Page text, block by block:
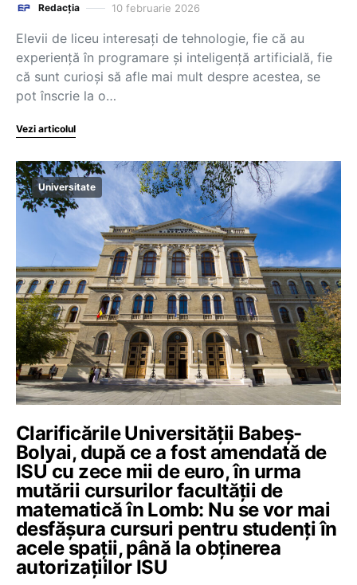
Redacția 10 februarie 2026
Elevii de liceu interesați de tehnologie, fie că au
experiență în programare și inteligență artificială, fie
că sunt curioși să afle mai mult despre acestea, se
pot înscrie la o…
Vezi articolul
Universitate
Clarificările Universității Babeș-
Bolyai, după ce a fost amendată de
ISU cu zece mii de euro, în urma
mutării cursurilor facultății de
matematică în Lomb: Nu se vor mai
desfășura cursuri pentru studenți în
acele spații, până la obținerea
autorizațiilor ISU